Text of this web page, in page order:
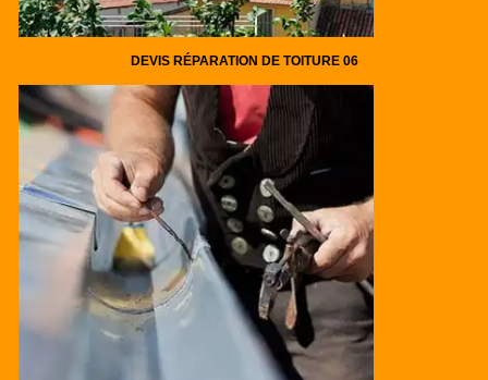
DEVIS RÉPARATION DE TOITURE 06